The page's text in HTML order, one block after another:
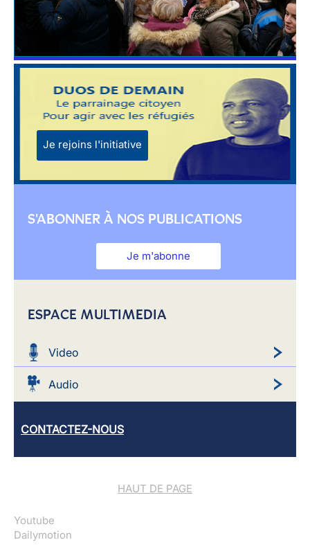
Je rejoins l'initiative
S'ABONNER À NOS PUBLICATIONS
Je m'abonne
ESPACE MULTIMEDIA
Video
Audio
CONTACTEZ-NOUS
HAUT DE PAGE
Youtube
Dailymotion